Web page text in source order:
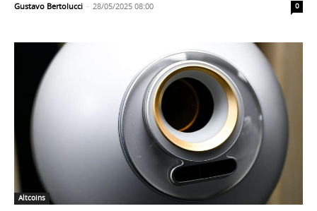
Gustavo Bertolucci - 28/05/2025 08:00 0
Altcoins